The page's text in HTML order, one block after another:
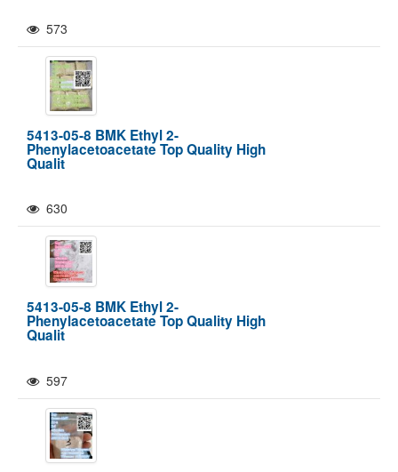
573
5413-05-8 BMK Ethyl 2-
Phenylacetoacetate Top Quality High
Qualit
630
5413-05-8 BMK Ethyl 2-
Phenylacetoacetate Top Quality High
Qualit
597